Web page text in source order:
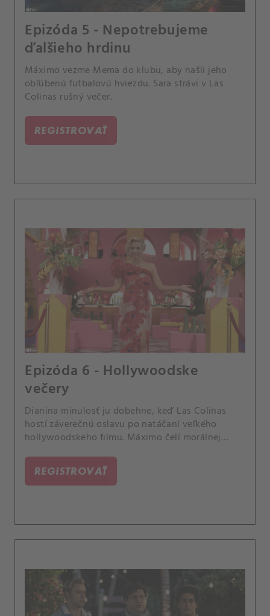
Epizóda 5 - Nepotrebujeme
ďalšieho hrdinu
Máximo vezme Mema do klubu, aby našli jeho
obľúbenú futbalovú hviezdu. Sara strávi v Las
Colinas rušný večer.
REGISTROVAŤ
Epizóda 6 - Hollywoodske
večery
Dianina minulosť ju dobehne, keď Las Colinas
hostí záverečnú oslavu po natáčaní veľkého
hollywoodskeho filmu. Máximo čelí morálnej
REGISTROVAŤ